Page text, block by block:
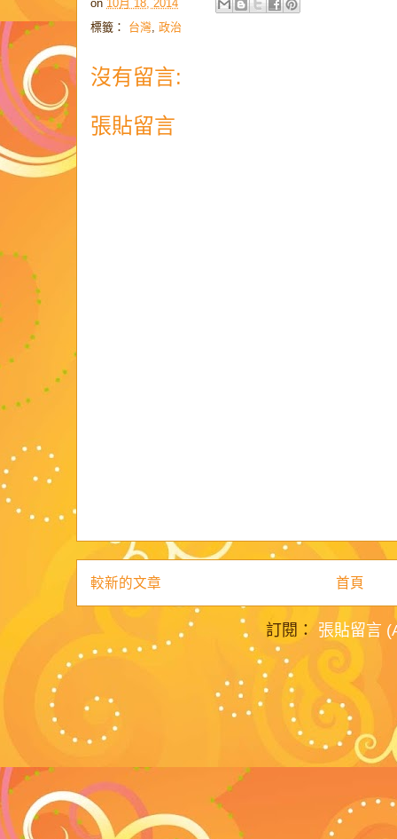
on 10月 18, 2014
標籤： 台灣, 政治
沒有留言:
張貼留言
較新的文章 首頁
訂閱： 張貼留言